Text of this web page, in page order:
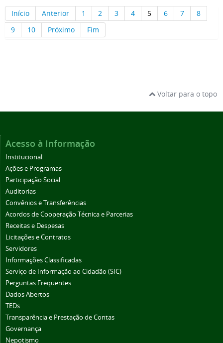
Início
Anterior 1 2 3 4 5 6 7
8
9
10 Próximo Fim
Voltar para o topo
Acesso à Informação
Institucional
Ações e Programas
Participação Social
Auditorias
Convênios e Transferências
Acordos de Cooperação Técnica e Parcerias
Receitas e Despesas
Licitações e Contratos
Servidores
Informações Classificadas
Serviço de Informação ao Cidadão (SIC)
Perguntas Frequentes
Dados Abertos
TEDs
Transparência e Prestação de Contas
Governança
Nepotismo